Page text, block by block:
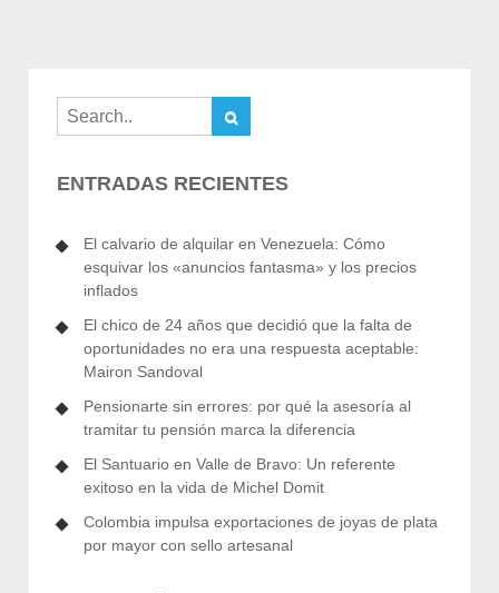
ENTRADAS RECIENTES
El calvario de alquilar en Venezuela: Cómo
esquivar los «anuncios fantasma» y los precios
inflados
El chico de 24 años que decidió que la falta de
oportunidades no era una respuesta aceptable:
Mairon Sandoval
Pensionarte sin errores: por qué la asesoría al
tramitar tu pensión marca la diferencia
El Santuario en Valle de Bravo: Un referente
exitoso en la vida de Michel Domit
Colombia impulsa exportaciones de joyas de plata
por mayor con sello artesanal